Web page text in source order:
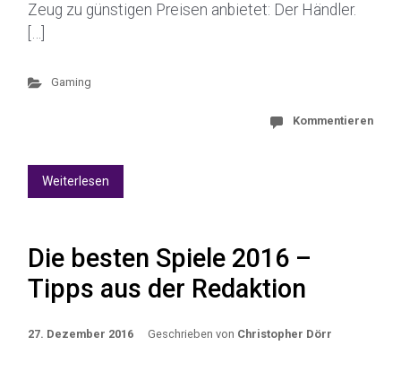
Zeug zu günstigen Preisen anbietet: Der Händler.
[…]
Gaming
Kommentieren
Weiterlesen
Die besten Spiele 2016 –
Tipps aus der Redaktion
27. Dezember 2016 Geschrieben von Christopher Dörr